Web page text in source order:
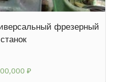
фрезерный
станок
₽